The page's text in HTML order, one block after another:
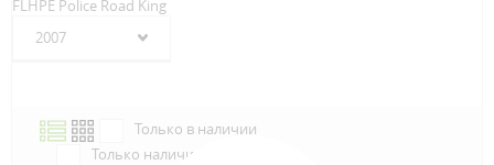
FLHPE Police Road King
2007
Только в наличии
Только наличие м.Аэропорт